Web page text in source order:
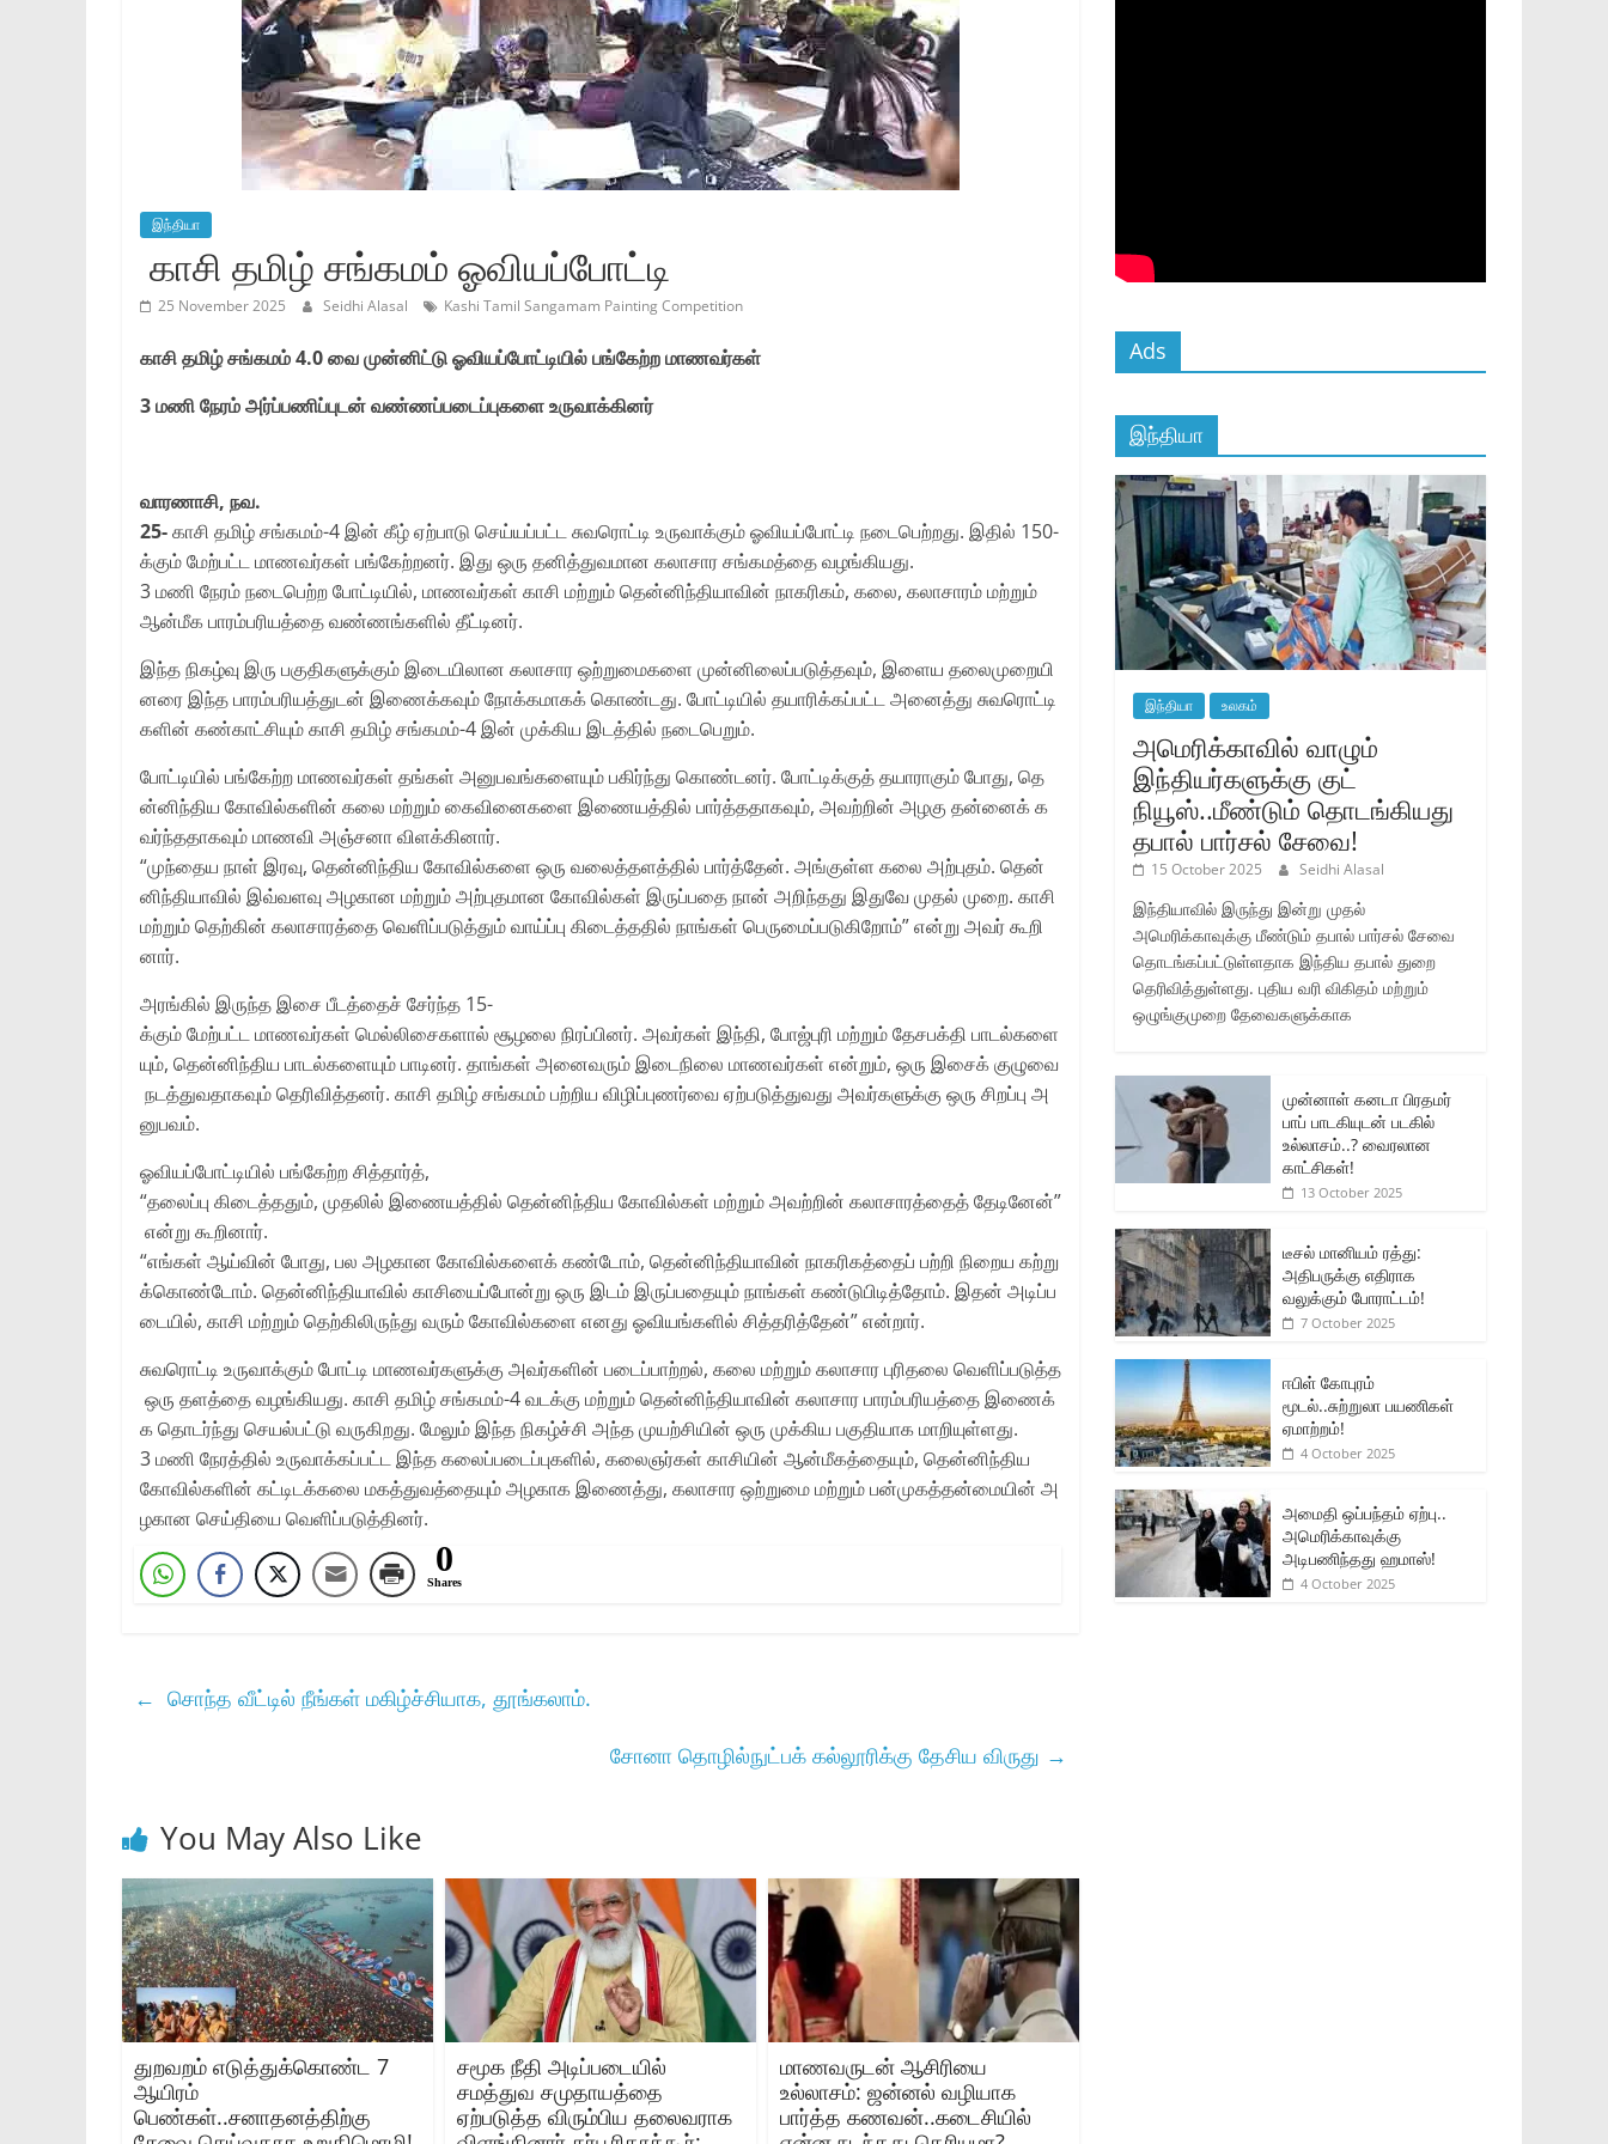
இந்தியா
காசி தமிழ் சங்கமம் ஓவியப்போட்டி
25 November 2025 Seidhi Alasal Kashi Tamil Sangamam Painting Competition
காசிதமிழ்சங்கமம்4.0வைமுன்னிட்டுஓவியப்போட்டியில்பங்கேற்றமாணவர்கள்
3மணிநேரம்அர்ப்பணிப்புடன்வண்ணப்படைப்புகளைஉருவாக்கினர்
வாரணாசி, நவ.
25-காசி தமிழ் சங்கமம்-4 இன் கீழ் ஏற்பாடு செய்யப்பட்ட சுவரொட்டி உருவாக்கும் ஓவியப்போட்டி நடைபெற்றது. இதில் 150-
க்கும் மேற்பட்ட மாணவர்கள் பங்கேற்றனர். இது ஒரு தனித்துவமான கலாசார சங்கமத்தை வழங்கியது.
3 மணி நேரம் நடைபெற்ற போட்டியில், மாணவர்கள் காசி மற்றும் தென்னிந்தியாவின் நாகரிகம், கலை, கலாசாரம் மற்றும்
ஆன்மீக பாரம்பரியத்தை வண்ணங்களில் தீட்டினர்.
இந்த நிகழ்வு இரு பகுதிகளுக்கும் இடையிலான கலாசார ஒற்றுமைகளை முன்னிலைப்படுத்தவும், இளைய தலைமுறையி
னரை இந்த பாரம்பரியத்துடன் இணைக்கவும் நோக்கமாகக் கொண்டது. போட்டியில் தயாரிக்கப்பட்ட அனைத்து சுவரொட்டி
களின் கண்காட்சியும் காசி தமிழ் சங்கமம்-4 இன் முக்கிய இடத்தில் நடைபெறும்.
போட்டியில் பங்கேற்ற மாணவர்கள் தங்கள் அனுபவங்களையும் பகிர்ந்து கொண்டனர். போட்டிக்குத் தயாராகும் போது, தெ
ன்னிந்திய கோவில்களின் கலை மற்றும் கைவினைகளை இணையத்தில் பார்த்ததாகவும், அவற்றின் அழகு தன்னைக் க
வர்ந்ததாகவும் மாணவி அஞ்சனா விளக்கினார்.
“முந்தைய நாள் இரவு, தென்னிந்திய கோவில்களை ஒரு வலைத்தளத்தில் பார்த்தேன். அங்குள்ள கலை அற்புதம். தென்
னிந்தியாவில் இவ்வளவு அழகான மற்றும் அற்புதமான கோவில்கள் இருப்பதை நான் அறிந்தது இதுவே முதல் முறை. காசி
மற்றும் தெற்கின் கலாசாரத்தை வெளிப்படுத்தும் வாய்ப்பு கிடைத்ததில் நாங்கள் பெருமைப்படுகிறோம்” என்று அவர் கூறி
னார்.
அரங்கில் இருந்த இசை பீடத்தைச் சேர்ந்த 15-
க்கும் மேற்பட்ட மாணவர்கள் மெல்லிசைகளால் சூழலை நிரப்பினர். அவர்கள் இந்தி, போஜ்புரி மற்றும் தேசபக்தி பாடல்களை
யும், தென்னிந்திய பாடல்களையும் பாடினர். தாங்கள் அனைவரும் இடைநிலை மாணவர்கள் என்றும், ஒரு இசைக் குழுவை
நடத்துவதாகவும் தெரிவித்தனர். காசி தமிழ் சங்கமம் பற்றிய விழிப்புணர்வை ஏற்படுத்துவது அவர்களுக்கு ஒரு சிறப்பு அ
னுபவம்.
ஓவியப்போட்டியில் பங்கேற்ற சித்தார்த்,
“தலைப்பு கிடைத்ததும், முதலில் இணையத்தில் தென்னிந்திய கோவில்கள் மற்றும் அவற்றின் கலாசாரத்தைத் தேடினேன்”
என்று கூறினார்.
“எங்கள் ஆய்வின் போது, பல அழகான கோவில்களைக் கண்டோம், தென்னிந்தியாவின் நாகரிகத்தைப் பற்றி நிறைய கற்று
க்கொண்டோம். தென்னிந்தியாவில் காசியைப்போன்று ஒரு இடம் இருப்பதையும் நாங்கள் கண்டுபிடித்தோம். இதன் அடிப்ப
டையில், காசி மற்றும் தெற்கிலிருந்து வரும் கோவில்களை எனது ஓவியங்களில் சித்தரித்தேன்” என்றார்.
சுவரொட்டி உருவாக்கும் போட்டி மாணவர்களுக்கு அவர்களின் படைப்பாற்றல், கலை மற்றும் கலாசார புரிதலை வெளிப்படுத்த
ஒரு தளத்தை வழங்கியது. காசி தமிழ் சங்கமம்-4 வடக்கு மற்றும் தென்னிந்தியாவின் கலாசார பாரம்பரியத்தை இணைக்
க தொடர்ந்து செயல்பட்டு வருகிறது. மேலும் இந்த நிகழ்ச்சி அந்த முயற்சியின் ஒரு முக்கிய பகுதியாக மாறியுள்ளது.
3 மணி நேரத்தில் உருவாக்கப்பட்ட இந்த கலைப்படைப்புகளில், கலைஞர்கள் காசியின் ஆன்மீகத்தையும், தென்னிந்திய
கோவில்களின் கட்டிடக்கலை மகத்துவத்தையும் அழகாக இணைத்து, கலாசார ஒற்றுமை மற்றும் பன்முகத்தன்மையின் அ
ழகான செய்தியை வெளிப்படுத்தினர்.
0
Shares
← சொந்த வீட்டில் நீங்கள் மகிழ்ச்சியாக, தூங்கலாம்.
சோனா தொழில்நுட்பக் கல்லூரிக்கு தேசிய விருது →
You May Also Like
துறவறம் எடுத்துக்கொண்ட 7
ஆயிரம்
பெண்கள்..சனாதனத்திற்கு
சமூக நீதி அடிப்படையில்
சமத்துவ சமுதாயத்தை
ஏற்படுத்த விரும்பிய தலைவராக
மாணவருடன் ஆசிரியை
உல்லாசம்: ஜன்னல் வழியாக
பார்த்த கணவன்..கடைசியில்
Ads
இந்தியா
இந்தியா உலகம்
அமெரிக்காவில் வாழும்
இந்தியர்களுக்கு குட்
நியூஸ்..மீண்டும் தொடங்கியது
தபால் பார்சல் சேவை!
15 October 2025 Seidhi Alasal
இந்தியாவில் இருந்து இன்று முதல்
அமெரிக்காவுக்கு மீண்டும் தபால் பார்சல் சேவை
தொடங்கப்பட்டுள்ளதாக இந்திய தபால் துறை
தெரிவித்துள்ளது. புதிய வரி விகிதம் மற்றும்
ஒழுங்குமுறை தேவைகளுக்காக
முன்னாள் கனடா பிரதமர்
பாப் பாடகியுடன் படகில்
உல்லாசம்..? வைரலான
காட்சிகள்!
13 October 2025
டீசல் மானியம் ரத்து:
அதிபருக்கு எதிராக
வலுக்கும் போராட்டம்!
7 October 2025
ஈபிள் கோபுரம்
மூடல்..சுற்றுலா பயணிகள்
ஏமாற்றம்!
4 October 2025
அமைதி ஒப்பந்தம் ஏற்பு..
அமெரிக்காவுக்கு
அடிபணிந்தது ஹமாஸ்!
4 October 2025